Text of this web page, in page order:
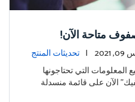
متاحة الآن!
تحديثات المنتج
التي تحتاجونها
الآن على قائمة منسدلة